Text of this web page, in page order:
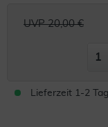
UVP 20,00 €
Lieferzeit 1-2